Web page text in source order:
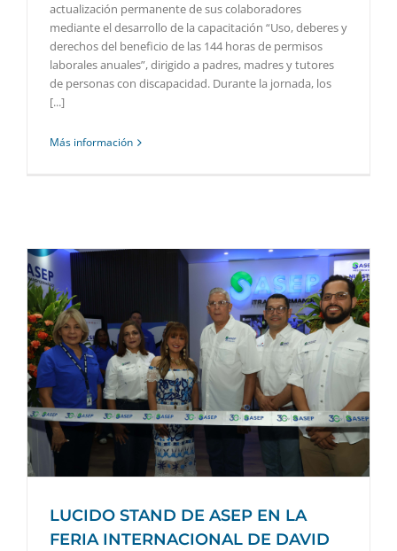
actualización permanente de sus colaboradores
mediante el desarrollo de la capacitación “Uso, deberes y
derechos del beneficio de las 144 horas de permisos
laborales anuales”, dirigido a padres, madres y tutores
de personas con discapacidad. Durante la jornada, los
[...]
Más información
LUCIDO STAND DE ASEP EN LA
FERIA INTERNACIONAL DE DAVID